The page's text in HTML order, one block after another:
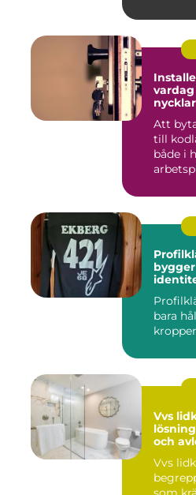
Installera
nycklar
Att
till
både i
bara
Vvs
och
Vvs